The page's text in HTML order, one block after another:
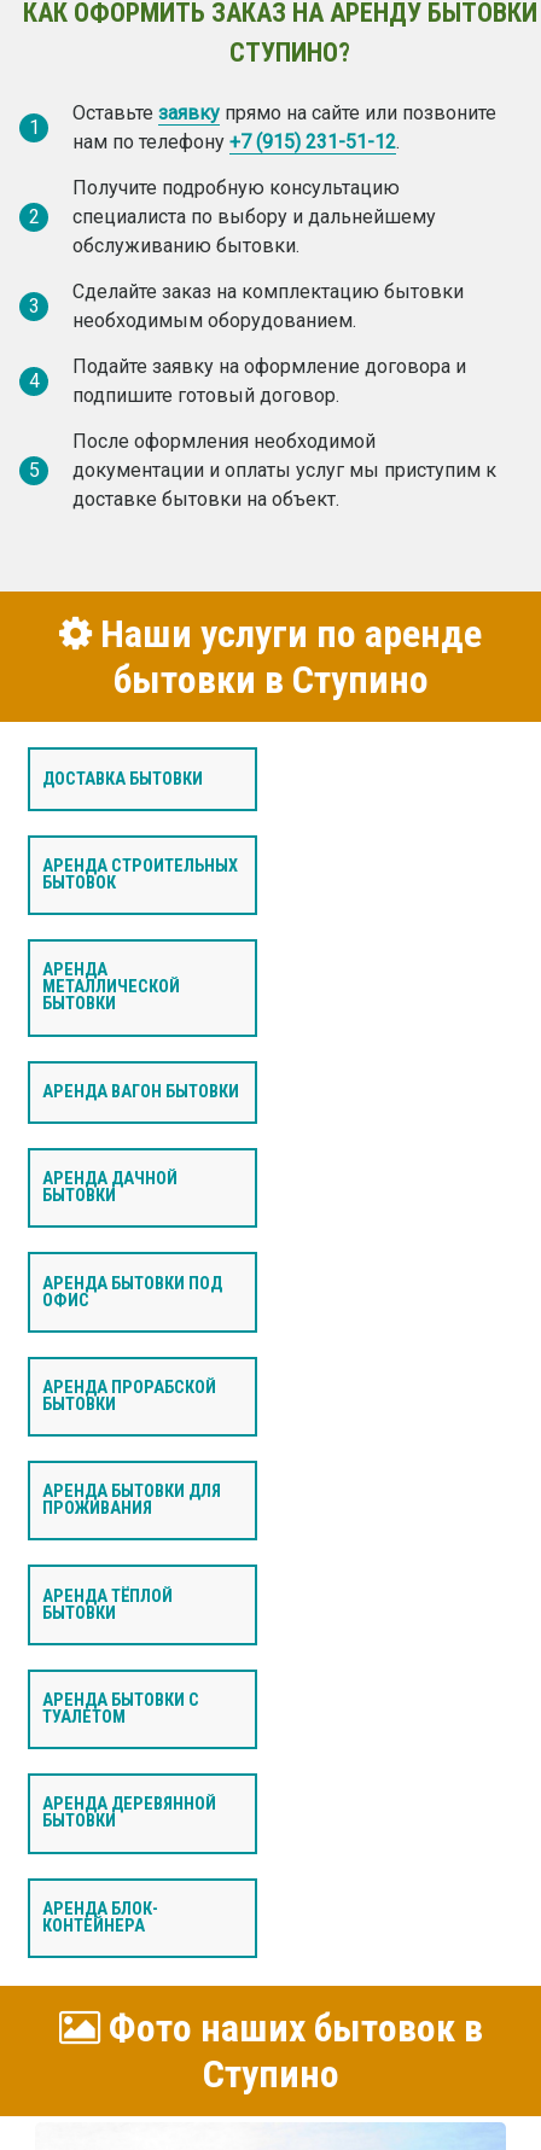
КАК ОФОРМИТЬ ЗАКАЗ НА АРЕНДУ БЫТОВКИ
СТУПИНО?
1
Оставьте заявку прямо на сайте или позвоните
нам по телефону +7 (915) 231-51-12.
2
Получите подробную консультацию
специалиста по выбору и дальнейшему
обслуживанию бытовки.
3
Сделайте заказ на комплектацию бытовки
необходимым оборудованием.
4
Подайте заявку на оформление договора и
подпишите готовый договор.
5
После оформления необходимой
документации и оплаты услуг мы приступим к
доставке бытовки на объект.
Наши услуги по аренде
бытовки в Ступино
ДОСТАВКА БЫТОВКИ
АРЕНДА СТРОИТЕЛЬНЫХ
БЫТОВОК
АРЕНДА
МЕТАЛЛИЧЕСКОЙ
БЫТОВКИ
АРЕНДА ВАГОН БЫТОВКИ
АРЕНДА ДАЧНОЙ
БЫТОВКИ
АРЕНДА БЫТОВКИ ПОД
ОФИС
АРЕНДА ПРОРАБСКОЙ
БЫТОВКИ
АРЕНДА БЫТОВКИ ДЛЯ
ПРОЖИВАНИЯ
АРЕНДА ТЁПЛОЙ
БЫТОВКИ
АРЕНДА БЫТОВКИ С
ТУАЛЕТОМ
АРЕНДА ДЕРЕВЯННОЙ
БЫТОВКИ
АРЕНДА БЛОК-
КОНТЕЙНЕРА
Фото наших бытовок в
Ступино